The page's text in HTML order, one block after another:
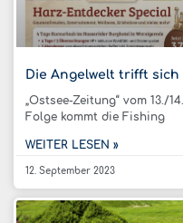
Die Angelwelt trifft
„Ostsee-Zeitung“ vom 13./
Folge kommt die Fishing
WEITER LESEN »
12. September 2023